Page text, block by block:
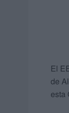
El
de
esta